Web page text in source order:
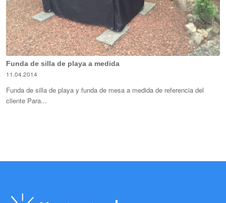
Funda de silla de playa a medida
11.04.2014
Funda de silla de playa y funda de mesa a medida de referencia del
cliente Para...